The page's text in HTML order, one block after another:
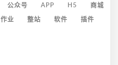
公众号 APP H5 商城
作业 整站 软件 插件